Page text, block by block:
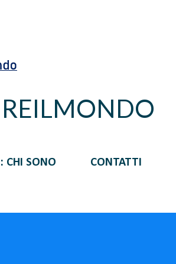
CHI SONO CONTATTI